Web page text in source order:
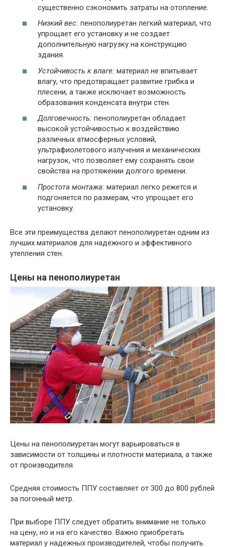
существенно сэкономить затраты на отопление.
Низкий вес: пенополиуретан легкий материал, что
упрощает его установку и не создает
дополнительную нагрузку на конструкцию
здания.
Устойчивость к влаге: материал не впитывает
влагу, что предотвращает развитие грибка и
плесени, а также исключает возможность
образования конденсата внутри стен.
Долговечность: пенополиуретан обладает
высокой устойчивостью к воздействию
различных атмосферных условий,
ультрафиолетового излучения и механических
нагрузок, что позволяет ему сохранять свои
свойства на протяжении долгого времени.
Простота монтажа: материал легко режется и
подгоняется по размерам, что упрощает его
установку.
Все эти преимущества делают пенополиуретан одним из
лучших материалов для надежного и эффективного
утепления стен.
Цены на пенополиуретан
Цены на пенополиуретан могут варьироваться в
зависимости от толщины и плотности материала, а также
от производителя.
Средняя стоимость ППУ составляет от 300 до 800 рублей
за погонный метр.
При выборе ППУ следует обратить внимание не только
на цену, но и на его качество. Важно приобретать
материал у надежных производителей, чтобы получить